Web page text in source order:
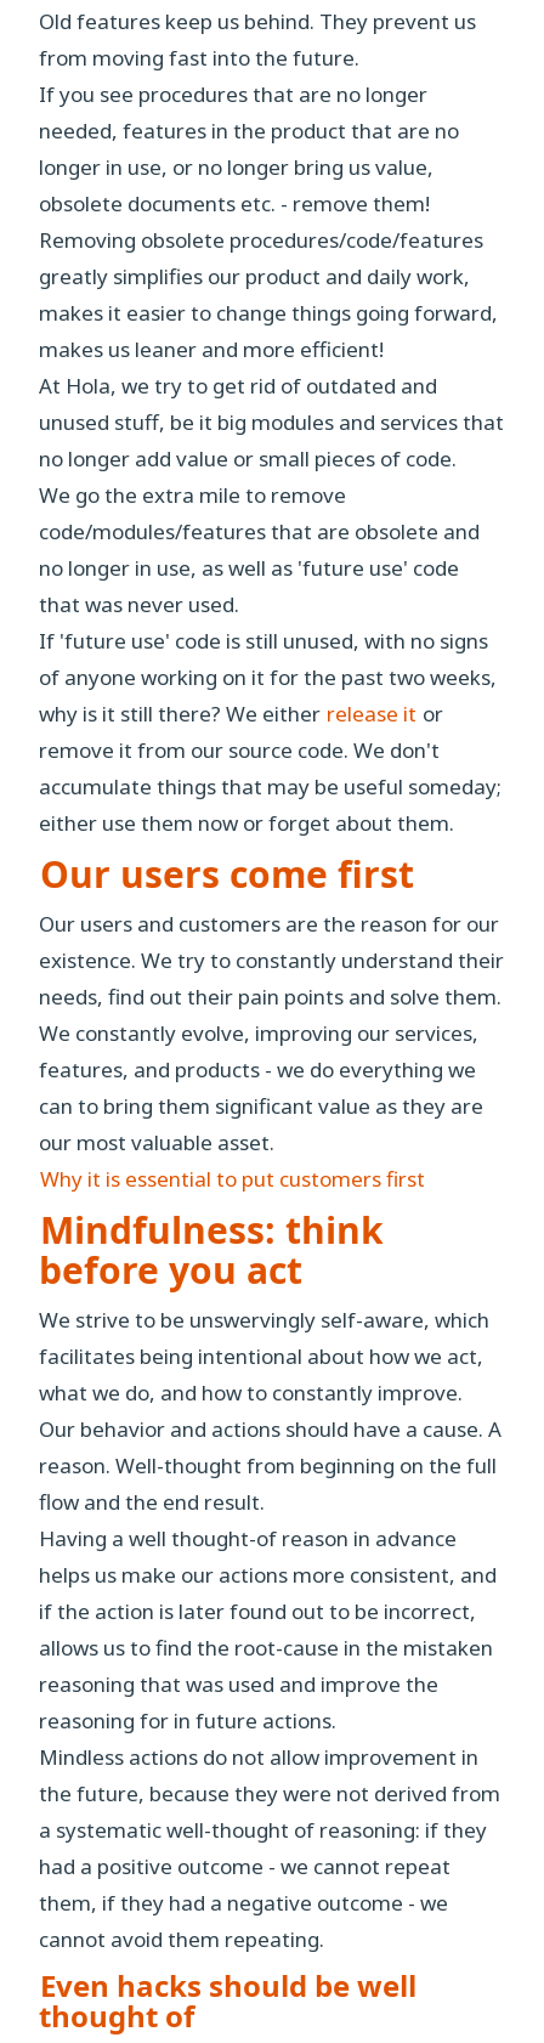
Old features keep us behind. They prevent us
from moving fast into the future.
If you see procedures that are no longer
needed, features in the product that are no
longer in use, or no longer bring us value,
obsolete documents etc. - remove them!
Removing obsolete procedures/code/features
greatly simplifies our product and daily work,
makes it easier to change things going forward,
makes us leaner and more efficient!
At Hola, we try to get rid of outdated and
unused stuff, be it big modules and services that
no longer add value or small pieces of code.
We go the extra mile to remove
code/modules/features that are obsolete and
no longer in use, as well as 'future use' code
that was never used.
If 'future use' code is still unused, with no signs
of anyone working on it for the past two weeks,
why is it still there? We either release it or
remove it from our source code. We don't
accumulate things that may be useful someday;
either use them now or forget about them.
Our users come first
Our users and customers are the reason for our
existence. We try to constantly understand their
needs, find out their pain points and solve them.
We constantly evolve, improving our services,
features, and products - we do everything we
can to bring them significant value as they are
our most valuable asset.
Why it is essential to put customers first
Mindfulness: think
before you act
We strive to be unswervingly self-aware, which
facilitates being intentional about how we act,
what we do, and how to constantly improve.
Our behavior and actions should have a cause. A
reason. Well-thought from beginning on the full
flow and the end result.
Having a well thought-of reason in advance
helps us make our actions more consistent, and
if the action is later found out to be incorrect,
allows us to find the root-cause in the mistaken
reasoning that was used and improve the
reasoning for in future actions.
Mindless actions do not allow improvement in
the future, because they were not derived from
a systematic well-thought of reasoning: if they
had a positive outcome - we cannot repeat
them, if they had a negative outcome - we
cannot avoid them repeating.
Even hacks should be well
thought of